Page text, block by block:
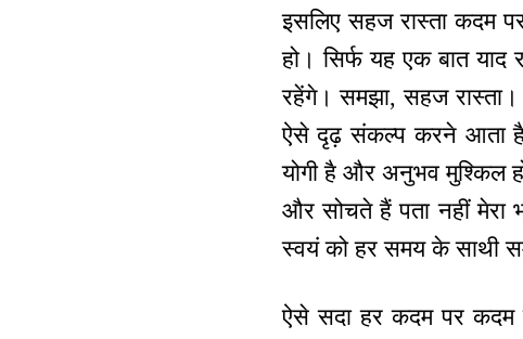
इसलिए सहज रास्ता कदम
हो। सिर्फ यह एक बात
रहेंगे। समझा, सहज
ऐसे दृढ़ संकल्प करने आता है
योगी है और अनुभव मुश्किल
और सोचते हैं पता नहीं मेरा
स्वयं को हर समय के साथी
ऐसे सदा हर कदम पर कदम